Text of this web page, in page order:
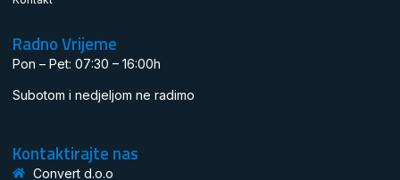
Radno Vrijeme
Pon – Pet: 07:30 – 16:00h
Subotom i nedjeljom ne radimo
Kontaktirajte nas
Convert d.o.o